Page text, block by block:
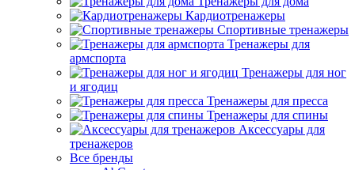
Кардиотренажеры
Спортивные тренажеры
Тренажеры для
армспорта
Тренажеры для ног
и ягодиц
Тренажеры для пресса
Тренажеры для спины
Аксессуары для
тренажеров
Все бренды